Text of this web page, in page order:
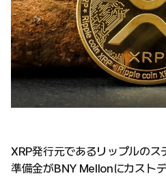
XRP発行元であるリップルのス
準備金がBNY Mellonにカスト